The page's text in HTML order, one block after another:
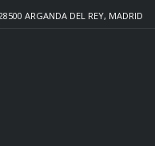
ARGANDA DEL REY, MADRID